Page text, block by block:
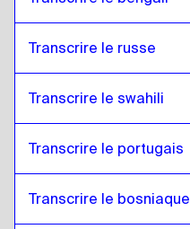
Transcrire le russe
Transcrire le swahili
Transcrire le portugais
Transcrire le bosniaque